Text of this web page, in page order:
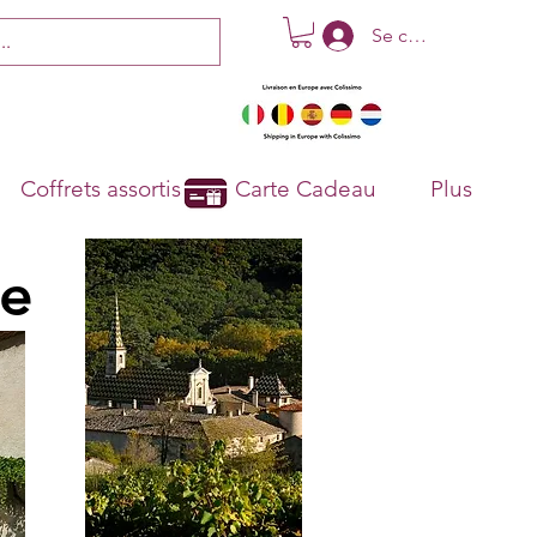
Se connecter
Coffrets assortis Carte Cadeau Plus